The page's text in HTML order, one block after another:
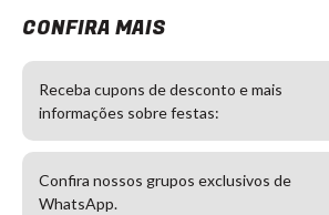
CONFIRA MAIS
Receba cupons de desconto e mais
informações sobre festas:
Confira nossos grupos exclusivos de
WhatsApp.